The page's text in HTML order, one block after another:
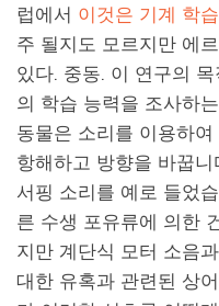
럽에서 이것은 기계 학
주 될지도 모르지만 에
있다. 중동. 이 연구의
의 학습 능력을 조사하
동물은 소리를 이용하
항해하고 방향을 바꿉
서핑 소리를 예로 들었
른 수생 포유류에 의한
지만 계단식 모터 소음
대한 유혹과 관련된 상